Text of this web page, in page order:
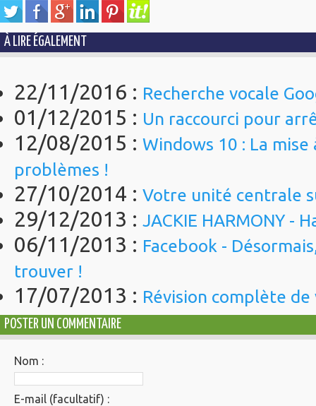
À LIRE ÉGALEMENT
22/11/2016 : Recherche vocale
01/12/2015 : Un raccourci pour
12/08/2015 : Windows 10 : La
problèmes !
27/10/2014 : Votre unité centrale
29/12/2013 : JACKIE HARMONY -
06/11/2013 : Facebook -
trouver !
17/07/2013 : Révision complète
POSTER UN COMMENTAIRE
Nom :
E-mail (facultatif) :